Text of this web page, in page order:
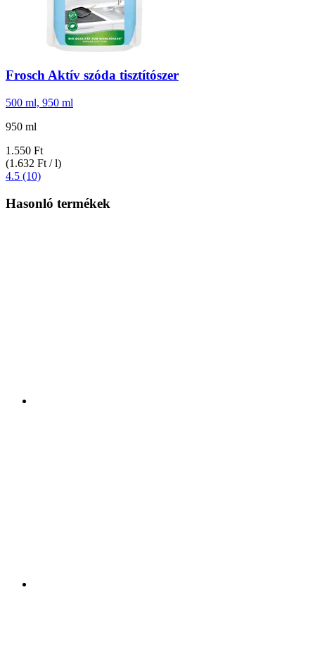
FroschAktív szóda tisztítószer
500 ml, 950 ml
950 ml
1.550 Ft
(1.632 Ft / l)
4.5 (10)
Hasonló termékek